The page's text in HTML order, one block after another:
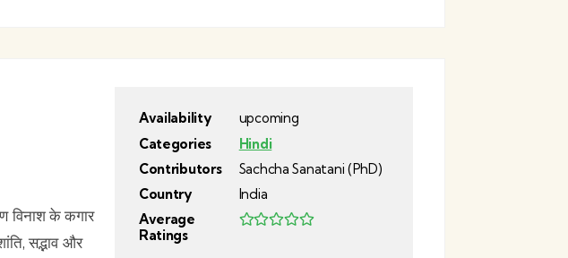
विनाश के कगार
सद्भाव और
Availability
upcoming
Categories
Hindi
Contributors
Sachcha Sanatani (PhD)
Country
India
Average
Ratings